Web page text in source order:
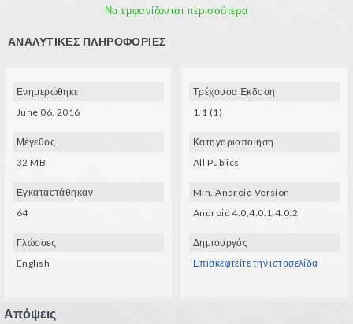
- Enemies become stronger every passing day
- Gyro and a compatible glasses (VXMASK, Lakento, Durovis, Google
- Use your bluetooth control or VR glasses to move: left button to move back
Να εμφανίζονται περισσότερα
ΑΝΑΛΥΤΙΚΈΣ ΠΛΗΡΟΦΟΡΊΕΣ
Ενημερώθηκε
June 06, 2016
Μέγεθος
32 MB
Εγκαταστάθηκαν
64
Γλώσσες
English
Τρέχουσα Έκδοση
1.1 (1)
Κατηγοριοποίηση
All Publics
Min. Android Version
Android 4.0,4.0.1,4.0.2
Δημιουργός
Επισκεφτείτε την ιστοσελίδα
Απόψεις